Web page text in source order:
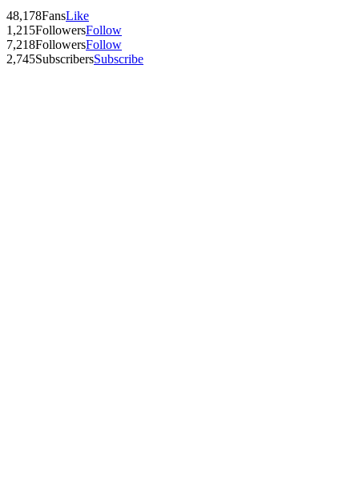
48,178FansLike
1,215FollowersFollow
7,218FollowersFollow
2,745SubscribersSubscribe